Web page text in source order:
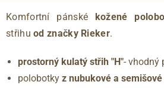
Komfortní pánské kožené
střihuod značky Rieker.
prostorný kulatý střih "H"- vhodný
polobotky z nubukové a